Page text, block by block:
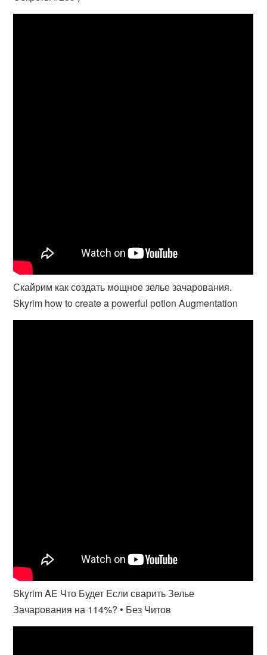
Скайрим как создать мощное зелье зачарования.
Skyrim how to create a powerful potion Augmentation
Skyrim AE Что Будет Если сварить Зелье
Зачарования на 114%? • Без Читов